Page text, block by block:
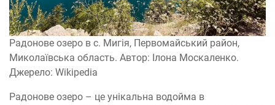
Радонове озеро в с. Мигія, Первомайський район,
Миколаївська область. Автор: Ілона Москаленко.
Джерело: Wikipedia
Радонове озеро – це унікальна водойма в